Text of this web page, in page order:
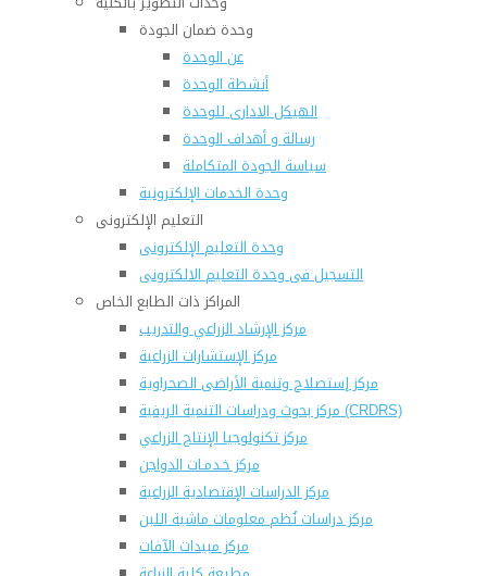
وحدة ضمان الجودة
عن الوحدة
أنشطة الوحدة
الهيكل الادارى للوحدة
رسالة و أهداف الوحدة
سياسة الجودة المتكاملة
وحدة الخدمات الإلكترونية
التعليم الإلكترونى
وحدة التعليم الإلكترونى
التسجيل فى وحدة التعليم الالكترونى
المراكز ذات الطابع الخاص
مركز الإرشاد الزراعي والتدريب
مركز الإستشارات الزراعية
مركز إستصلاح وتنمية الأراضى الصحراوية
مركز بحوث ودراسات التنمية الريفية (CRDRS)
مركز تكنولوجيا الإنتاج الزراعي
مركز خـدمـات الدواجن
مركز الدراسات الإقتصادية الزراعية
مركز دراسات نُظم معلومات ماشية اللبن
مركز مبيدات الآفات